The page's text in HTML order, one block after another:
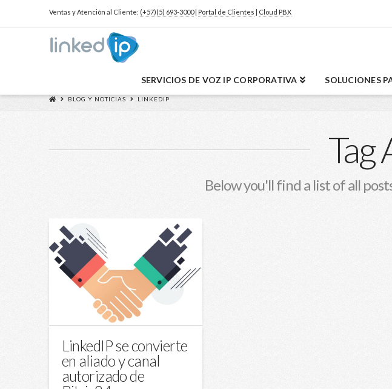
Ventas y Atención al Cliente: (+57)(5) 693-3000| Portal de Clientes | Cloud PBX
SERVICIOS DE VOZ IP CORPORATIVA SOLUCIONES
BLOG Y NOTICIAS LINKEDIP
Tag
Below you'll find a list of all
LinkedIP se convierte
en aliado y canal
autorizado de